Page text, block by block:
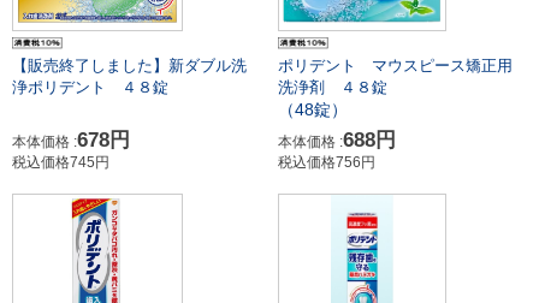
【販売終了しました】新ダブル洗
浄ポリデント ４８錠
本体価格 :678円
税込価格745円
ポリデント マウスピース矯正用
洗浄剤 ４８錠
（48錠）
本体価格 :688円
税込価格756円